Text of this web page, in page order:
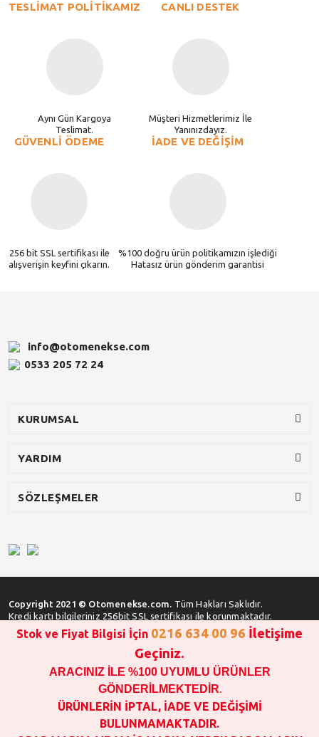
TESLİMAT POLİTİKAMIZ
Aynı Gün Kargoya
Teslimat.
CANLI DESTEK
Müşteri Hizmetlerimiz İle
Yanınızdayız.
GÜVENLİ ÖDEME
256 bit SSL sertifikası ile
alışverişin keyfini çıkarın.
İADE VE DEĞİŞİM
%100 doğru ürün politikamızın işlediği
Hatasız ürün gönderim garantisi
info@otomenekse.com
0533 205 72 24
KURUMSAL
YARDIM
SÖZLEŞMELER
Copyright 2021 © Otomenekse.com. Tüm Hakları Saklıdır.
Kredi kartı bilgileriniz 256bit SSL sertifikası ile korunmaktadır.
SATIN ALMA İŞLEMİ YAPMADAN ÖNCE
STOK VE FİYAT BİLGİSİ ALINIZ !!!
1000 TL VE ÜSTÜ SİPARİŞ VERİLEBİLİR!!!
OPAR MARKA VE MAİS MARKA YEDEK PARÇALARIN
GARANTİSİ YOKTUR!!!!!!!!!!!
Stok ve Fiyat Bilgisi İçin 0216 634 00 96 İletişime
Geçiniz.
ARACINIZ İLE %100 UYUMLU ÜRÜNLER
GÖNDERİLMEKTEDİR.
ÜRÜNLERİN İPTAL, İADE VE DEĞİŞİMİ
BULUNMAMAKTADIR.